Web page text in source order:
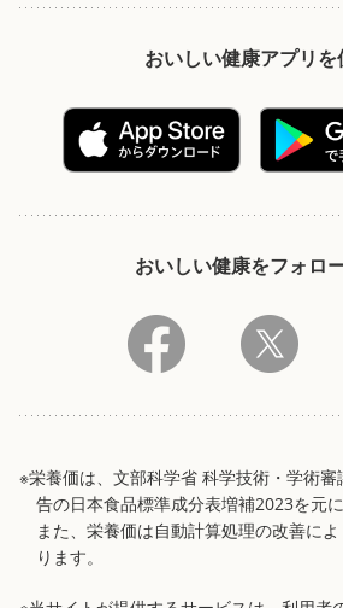
おいしい健康アプリを
おいしい健康をフォロ
※栄養価は、文部科学省 科学技術・学術
告の日本食品標準成分表増補2023を元
また、栄養価は自動計算処理の改善に
ります。